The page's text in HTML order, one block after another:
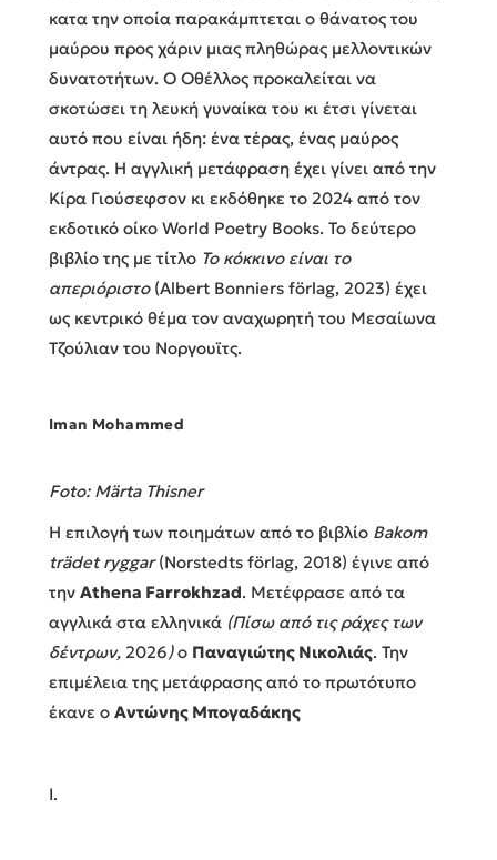
κατα την οποία παρακάμπτεται ο θάνατος του
μαύρου προς χάριν μιας πληθώρας μελλοντικών
δυνατοτήτων. Ο Οθέλλος προκαλείται να
σκοτώσει τη λευκή γυναίκα του κι έτσι γίνεται
αυτό που είναι ήδη: ένα τέρας, ένας μαύρος
άντρας. Η αγγλική μετάφραση έχει γίνει από την
Κίρα Γιούσεφσον κι εκδόθηκε το 2024 από τον
εκδοτικό οίκο World Poetry Books. Το δεύτερο
βιβλίο της με τίτλο Το κόκκινο είναι το
απεριόριστο(Albert Bonniers förlag, 2023) έχει
ως κεντρικό θέμα τον αναχωρητή του Μεσαίωνα
Τζούλιαν του Νοργουϊτς.
Iman Mohammed
Foto: Märta Thisner
Η επιλογή των ποιημάτων από το βιβλίο Bakom
trädet ryggar(Norstedts förlag, 2018) έγινε από
την Athena Farrokhzad. Μετέφρασε από τα
αγγλικά στα ελληνικά (Πίσω από τις ράχες των
δέντρων, 2026)ο Παναγιώτης Νικολιάς. Την
επιμέλεια της μετάφρασης από το πρωτότυπο
έκανε ο Αντώνης Μπογαδάκης
I.